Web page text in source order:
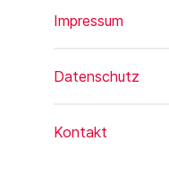
Impressum
Datenschutz
Kontakt